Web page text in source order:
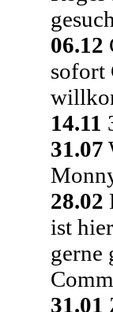
06.12
sofort
14.11
31.07
28.02
ist
gerne
31.01